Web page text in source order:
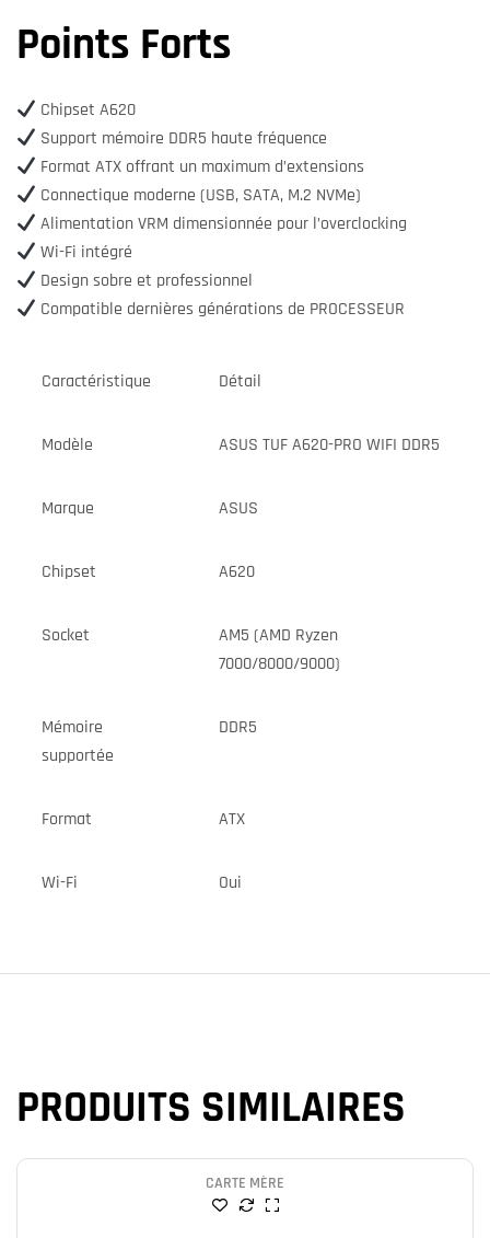
Points Forts
Chipset A620
Support mémoire DDR5 haute fréquence
Format ATX offrant un maximum d’extensions
Connectique moderne (USB, SATA, M.2 NVMe)
Alimentation VRM dimensionnée pour l’overclocking
Wi-Fi intégré
Design sobre et professionnel
Compatible dernières générations de PROCESSEUR
Caractéristique Détail
Modèle ASUS TUF A620-PRO WIFI DDR5
Marque ASUS
Chipset A620
Socket
AM5 (AMD Ryzen
7000/8000/9000)
Mémoire
supportée
DDR5
Format ATX
Wi-Fi Oui
PRODUITS SIMILAIRES
CARTE MÈRE